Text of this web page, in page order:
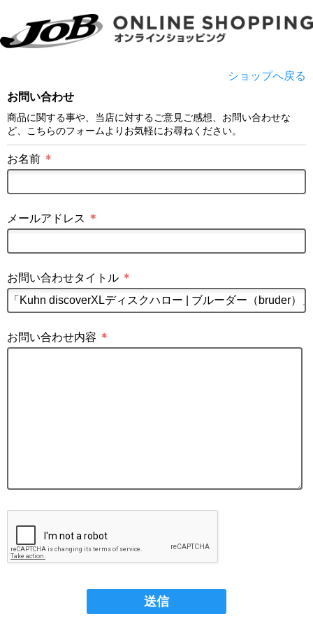
ショップへ戻る
お問い合わせ
商品に関する事や、当店に対するご意見ご感想、お問い合わせな
ど、こちらのフォームよりお気軽にお尋ねください。
お名前 ＊
メールアドレス ＊
お問い合わせタイトル ＊
お問い合わせ内容 ＊